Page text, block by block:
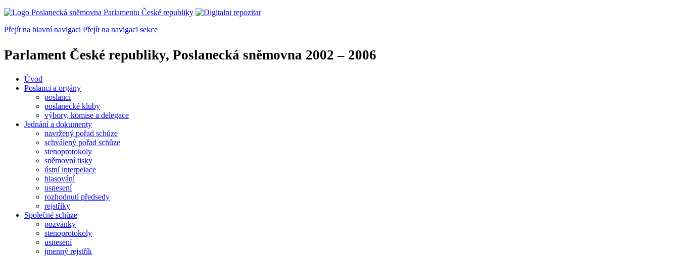
Přejít na hlavní navigaci Přejít na navigaci sekce
Parlament České republiky, Poslanecká sněmovna 2002 – 2006
Úvod
Poslanci a orgány
poslanci
poslanecké kluby
výbory, komise a delegace
Jednání a dokumenty
navržený pořad schůze
schválený pořad schůze
stenoprotokoly
sněmovní tisky
ústní interpelace
hlasování
usnesení
rozhodnutí předsedy
rejstříky
Společné schůze
pozvánky
stenoprotokoly
usnesení
jmenný rejstřík